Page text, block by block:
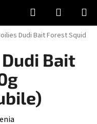
Hľadať
KOŠÍK
Dudi Bait Forest Squid
Bait